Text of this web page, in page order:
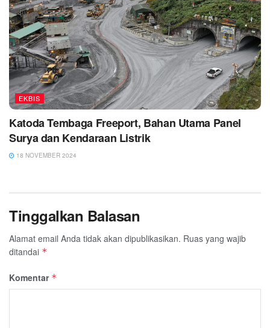
EKBIS
Katoda Tembaga Freeport, Bahan Utama Panel
Surya dan Kendaraan Listrik
18 NOVEMBER 2024
Tinggalkan Balasan
Alamat email Anda tidak akan dipublikasikan. Ruas yang wajib
ditandai *
Komentar *